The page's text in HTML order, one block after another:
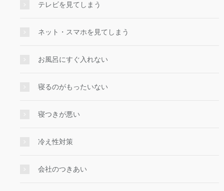
テレビを見てしまう
ネット・スマホを見てしまう
お風呂にすぐ入れない
寝るのがもったいない
寝つきが悪い
冷え性対策
会社のつきあい